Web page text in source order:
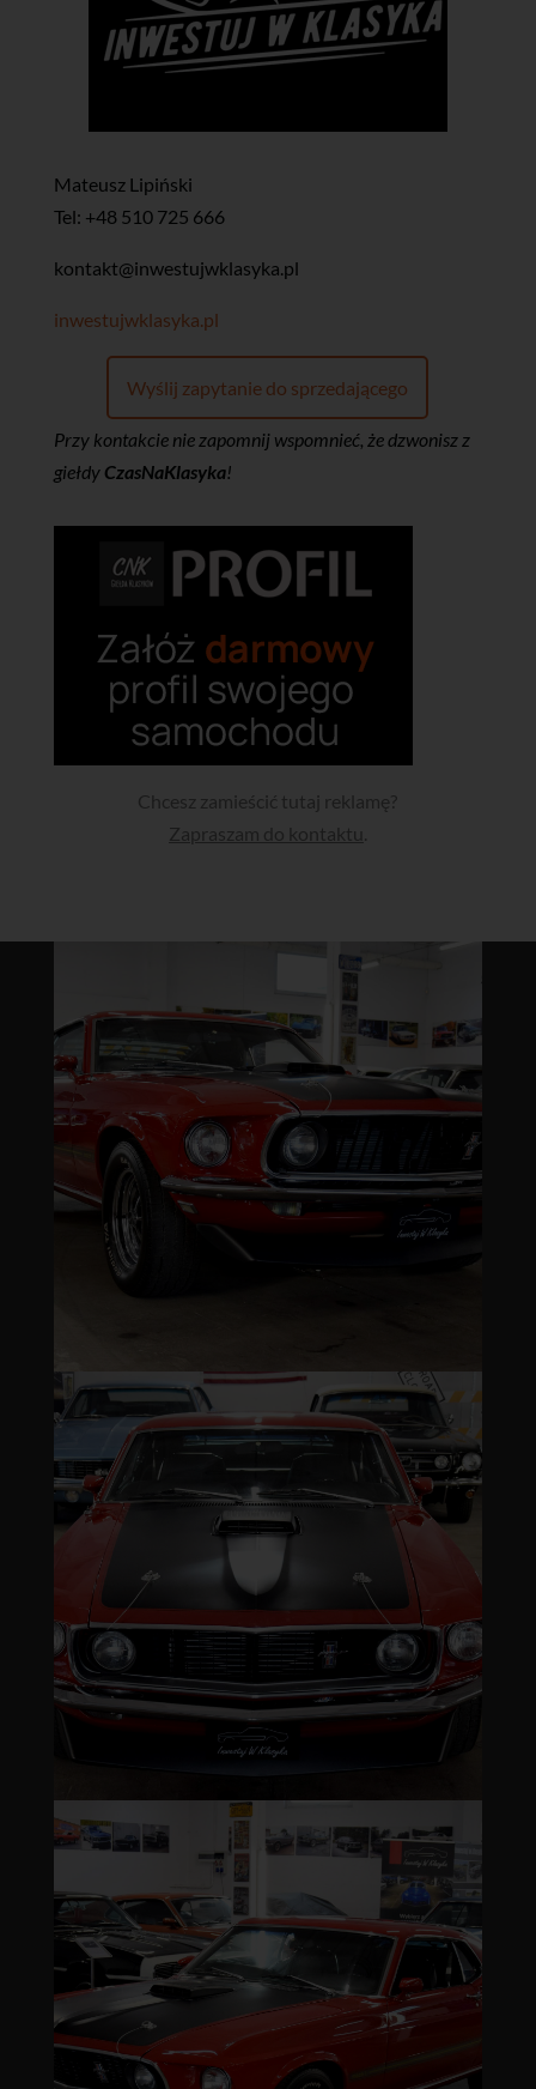
Mateusz Lipiński
Tel: +48 510 725 666
kontakt@inwestujwklasyka.pl
inwestujwklasyka.pl
Wyślij zapytanie do sprzedającego
Przy kontakcie nie zapomnij wspomnieć, że dzwonisz z
giełdy CzasNaKlasyka!
Chcesz zamieścić tutaj reklamę?
Zapraszam do kontaktu